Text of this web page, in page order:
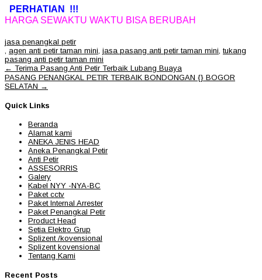
PERHATIAN !!!
HARGA SEWAKTU WAKTU BISA BERUBAH
jasa penangkal petir
agen anti petir taman mini jasa pasang anti petir taman mini tukang
pasang anti petir taman mini
Post
navigation
← Terima Pasang Anti Petir Terbaik Lubang Buaya
PASANG PENANGKAL PETIR TERBAIK BONDONGAN {} BOGOR
SELATAN →
Quick Links
Beranda
Alamat kami
ANEKA JENIS HEAD
Aneka Penangkal Petir
Anti Petir
ASSESORRIS
Galery
Kabel NYY -NYA-BC
Paket cctv
Paket Internal Arrester
Paket Penangkal Petir
Product Head
Setia Elektro Grup
Splizent /kovensional
Splizent kovensional
Tentang Kami
Recent Posts